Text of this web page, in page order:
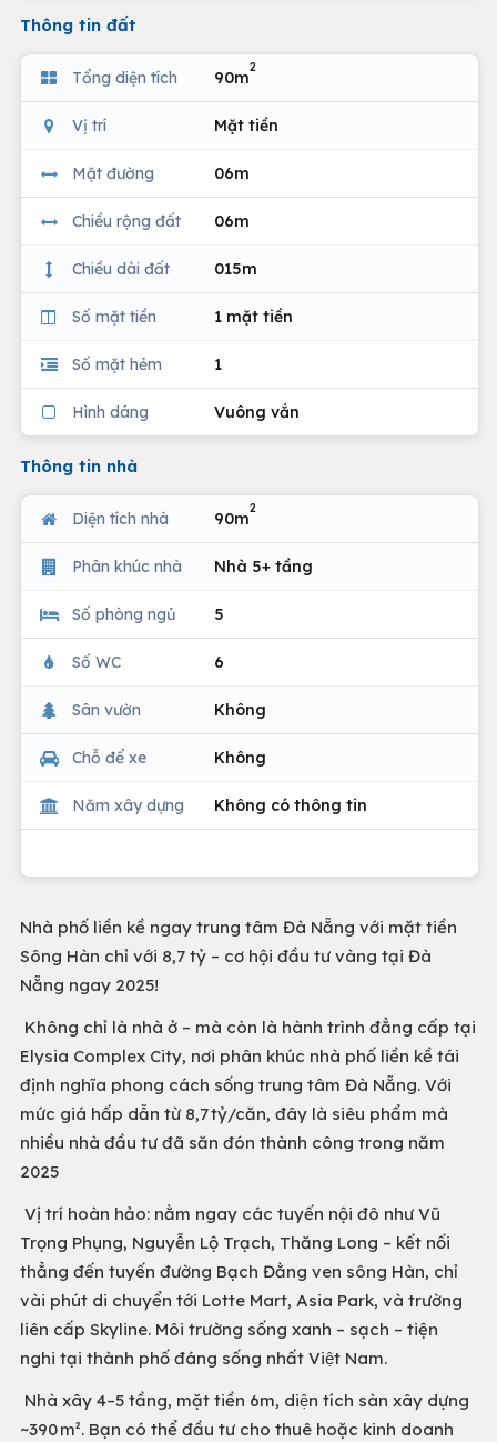
Thông tin đất
Tổng diện tích 90m
2
Vị trí Mặt tiền
Mặt đường 06m
Chiều rộng đất 06m
Chiều dài đất 015m
Số mặt tiền 1 mặt tiền
Số mặt hẻm 1
Hình dáng Vuông vắn
Thông tin nhà
Diện tích nhà 90m
2
Phân khúc nhà Nhà 5+ tầng
Số phòng ngủ 5
Số WC 6
Sân vườn Không
Chỗ để xe Không
Năm xây dựng Không có thông tin
Nhà phố liền kề ngay trung tâm Đà Nẵng với mặt tiền
Sông Hàn chỉ với 8,7 tỷ – cơ hội đầu tư vàng tại Đà
Nẵng ngay 2025!
Không chỉ là nhà ở – mà còn là hành trình đẳng cấp tại
Elysia Complex City, nơi phân khúc nhà phố liền kề tái
định nghĩa phong cách sống trung tâm Đà Nẵng. Với
mức giá hấp dẫn từ 8,7 tỷ/căn, đây là siêu phẩm mà
nhiều nhà đầu tư đã săn đón thành công trong năm
2025
Vị trí hoàn hảo: nằm ngay các tuyến nội đô như Vũ
Trọng Phụng, Nguyễn Lộ Trạch, Thăng Long – kết nối
thẳng đến tuyến đường Bạch Đằng ven sông Hàn, chỉ
vài phút di chuyển tới Lotte Mart, Asia Park, và trường
liên cấp Skyline. Môi trường sống xanh – sạch – tiện
nghi tại thành phố đáng sống nhất Việt Nam.
Nhà xây 4–5 tầng, mặt tiền 6m, diện tích sàn xây dựng
~390 m². Bạn có thể đầu tư cho thuê hoặc kinh doanh